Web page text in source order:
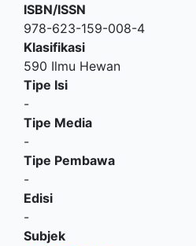
ISBN/ISSN
978-623-159-008-4
Klasifikasi
590 Ilmu Hewan
Tipe Isi
-
Tipe Media
-
Tipe Pembawa
-
Edisi
-
Subjek